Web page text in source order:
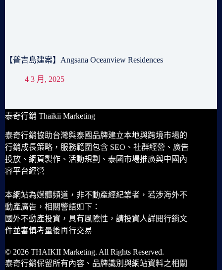
【普吉島建案】Angsana Oceanview Residences
4 3 月, 2025
泰奇行銷 Thaikii Marketing
泰奇行銷協助台灣與泰國品牌建立本地與跨境市場的
行銷成長策略，服務範圍包含 SEO、社群經營、廣告
投放、網頁製作、活動規劃、泰國市場推廣與中國內
容平台經營
本網站為媒體頻道，非不動產經紀業者，若涉海外不
動產廣告，相關警語如下：
國外不動產投資，具有風險性，請投資人詳閱行銷文
件並審慎考量後再行交易
© 2026 THAIKII Marketing. All Rights Reserved.
泰奇行銷保留所有內容、品牌識別與網站資料之相關